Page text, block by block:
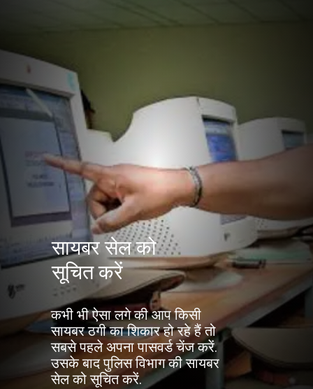
सायबर सेल को
सूचित करें
कभी भी ऐसा लगे की आप किसी
सायबर ठगी का शिकार हो रहे हैं तो
सबसे पहले अपना पासवर्ड चेंज करें.
उसके बाद पुलिस विभाग की सायबर
सेल को सूचित करें.